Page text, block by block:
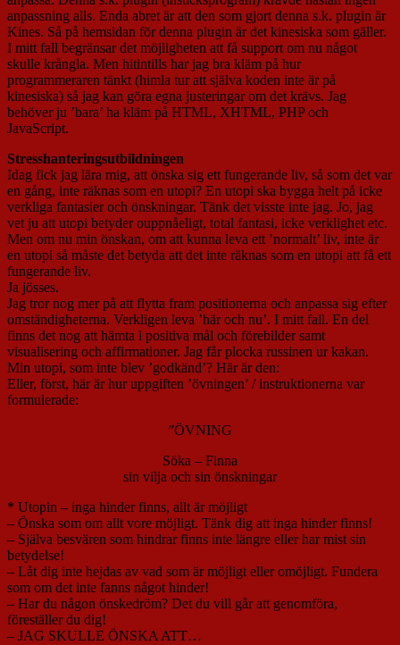
anpassning alls. Enda abret är att den som gjort denna s.k. plugin är
Kines. Så på hemsidan för denna plugin är det kinesiska som gäller.
I mitt fall begränsar det möjligheten att få support om nu något
skulle krångla. Men hitintills har jag bra kläm på hur
programmeraren tänkt (himla tur att själva koden inte är på
kinesiska) så jag kan göra egna justeringar om det krävs. Jag
behöver ju ’bara’ ha kläm på HTML, XHTML, PHP och
JavaScript.
Stresshanteringsutbildningen
Idag fick jag lära mig, att önska sig ett fungerande liv, så som det var
en gång, inte räknas som en utopi? En utopi ska bygga helt på icke
verkliga fantasier och önskningar. Tänk det visste inte jag. Jo, jag
vet ju att utopi betyder ouppnåeligt, total fantasi, icke verklighet etc.
Men om nu min önskan, om att kunna leva ett ’normalt’ liv, inte är
en utopi så måste det betyda att det inte räknas som en utopi att få ett
fungerande liv.
Ja jösses.
Jag tror nog mer på att flytta fram positionerna och anpassa sig efter
omständigheterna. Verkligen leva ’här och nu’. I mitt fall. En del
finns det nog att hämta i positiva mål och förebilder samt
visualisering och affirmationer. Jag får plocka russinen ur kakan.
Min utopi, som inte blev ’godkänd’? Här är den:
Eller, först, här är hur uppgiften ’övningen’ / instruktionerna var
formulerade:
”ÖVNING
Söka – Finna
sin vilja och sin önskningar
* Utopin – inga hinder finns, allt är möjligt
– Önska som om allt vore möjligt. Tänk dig att inga hinder finns!
– Själva besvären som hindrar finns inte längre eller har mist sin
betydelse!
– Låt dig inte hejdas av vad som är möjligt eller omöjligt. Fundera
som om det inte fanns något hinder!
– Har du någon önskedröm? Det du vill går att genomföra,
föreställer du dig!
– JAG SKULLE ÖNSKA ATT…